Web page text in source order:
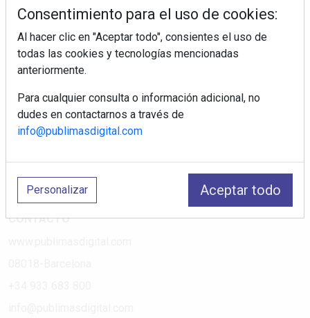
pequeño electrodoméstico, datos de mercado.
PÁGINAS
Suscripciones
Política de Privacidad
Política de Cookies
Política de Redes
Aviso Legal
¿Quiénes somos?
CONTACTO
Consentimiento para el uso de cookies:
Al hacer clic en "Aceptar todo", consientes el uso de
todas las cookies y tecnologías mencionadas
anteriormente.
Para cualquier consulta o información adicional, no
dudes en contactarnos a través de
info@publimasdigital.com
Personalizar Aceptar todo